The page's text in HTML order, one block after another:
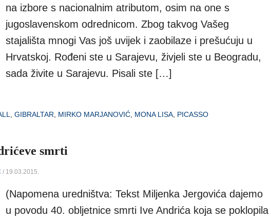
na izbore s nacionalnim atributom, osim na one s
jugoslavenskom odrednicom. Zbog takvog Vašeg
stajališta mnogi Vas još uvijek i zaobilaze i prešućuju u
Hrvatskoj. Rođeni ste u Sarajevu, živjeli ste u Beogradu,
sada živite u Sarajevu. Pisali ste […]
GIBRALTAR MIRKO MARJANOVIĆ MONA LISA PICASSO
smrti
/ 19.03.2015.
(Napomena uredništva: Tekst Miljenka Jergovića dajemo
u povodu 40. obljetnice smrti Ive Andrića koja se poklopila